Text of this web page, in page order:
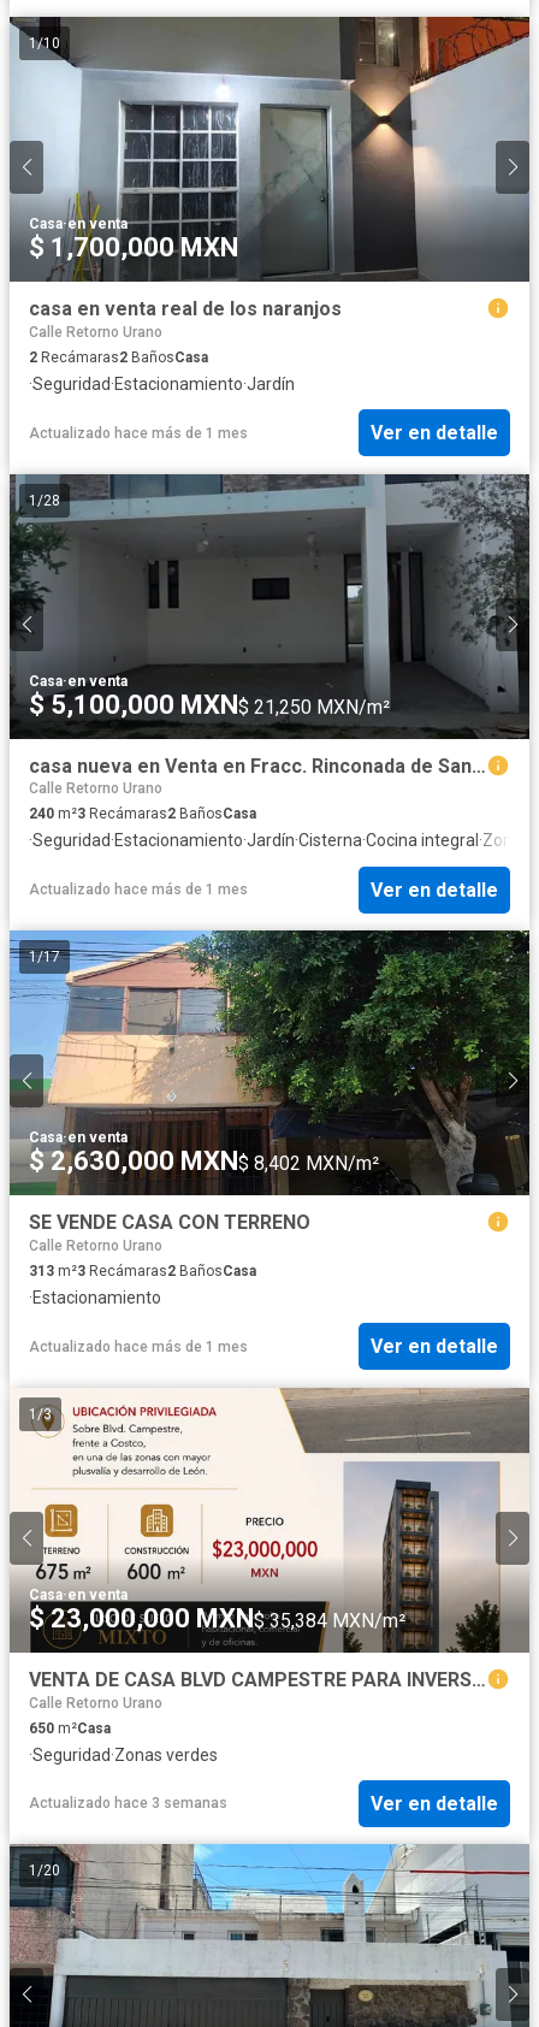
1/10
Casa·en venta
$ 1,700,000 MXN
casa en venta real de los naranjos
Calle Retorno Urano
2 Recámaras2 BañosCasa
·Seguridad·Estacionamiento·Jardín
Actualizado hace más de 1 mes Ver en detalle
1/28
Casa·en venta
$ 5,100,000 MXN$ 21,250 MXN/m²
casa nueva en Venta en Fracc. Rinconada de Santa Fe 1, León Guanajuato.
Calle Retorno Urano
240 m²3 Recámaras2 BañosCasa
·Seguridad·Estacionamiento·Jardín·Cisterna·Cocina integral ·Zona
Actualizado hace más de 1 mes Ver en detalle
1/17
Casa·en venta
$ 2,630,000 MXN$ 8,402 MXN/m²
SE VENDE CASA CON TERRENO
Calle Retorno Urano
313 m²3 Recámaras2 BañosCasa
·Estacionamiento
Actualizado hace más de 1 mes Ver en detalle
1/3
Casa·en venta
$ 23,000,000 MXN$ 35,384 MXN/m²
VENTA DE CASA BLVD CAMPESTRE PARA INVERSIONISTAS o DESARROLLADORES
Calle Retorno Urano
650 m²Casa
·Seguridad·Zonas verdes
Actualizado hace 3 semanas Ver en detalle
1 /20